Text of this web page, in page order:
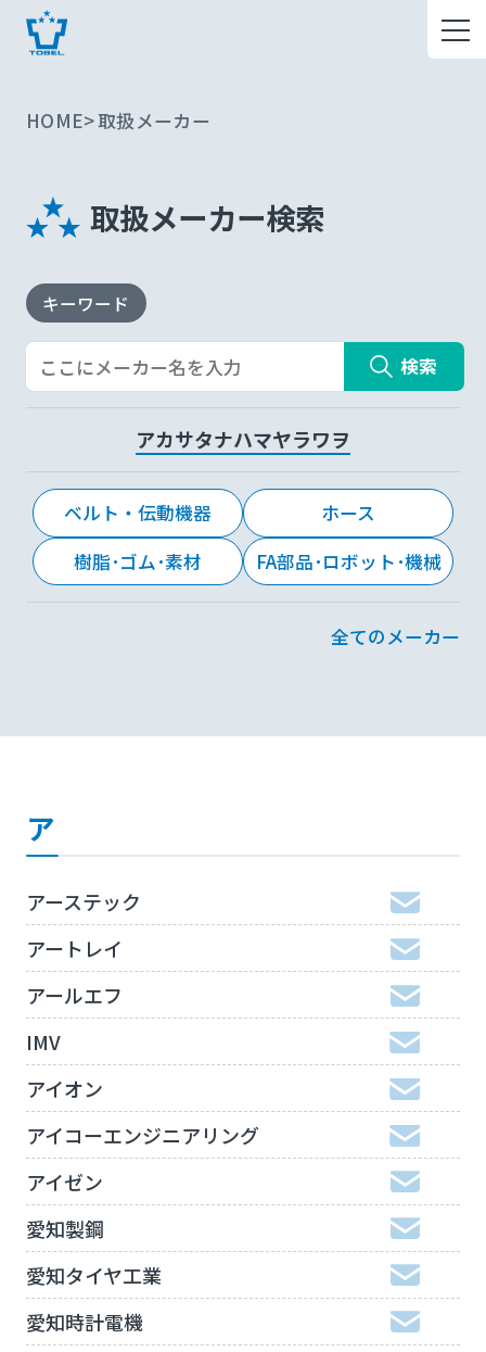
HOME 取扱メーカー
取扱メーカー検索
キーワード
検索
アカサタナハマヤラワヲ
ベルト・伝動機器
ホース
樹脂･ゴム･素材
FA部品･ロボット･機械
全てのメーカー
ア
アーステック
アートレイ
アールエフ
IMV
アイオン
アイコーエンジニアリング
アイゼン
愛知製鋼
愛知タイヤ工業
愛知時計電機